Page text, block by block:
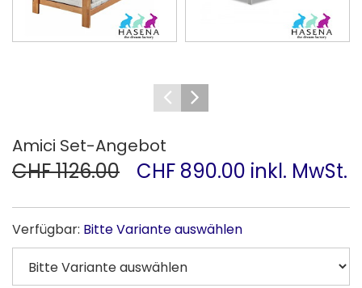
Amici Set-Angebot
CHF 1126.00 CHF 890.00 inkl. MwSt.
Verfügbar: Bitte Variante auswählen